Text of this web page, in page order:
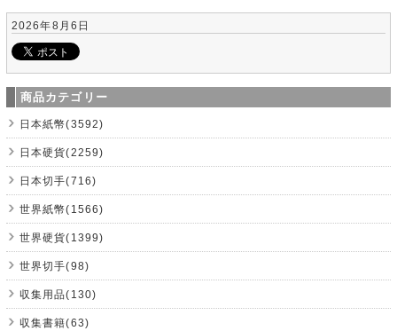
2026年8月6日
商品カテゴリー
日本紙幣(3592)
日本硬貨(2259)
日本切手(716)
世界紙幣(1566)
世界硬貨(1399)
世界切手(98)
収集用品(130)
収集書籍(63)